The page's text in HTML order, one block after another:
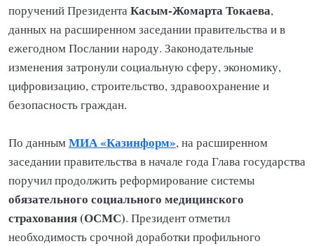
поручений ПрезидентаКасым-Жомарта Токаева,
данных на расширенном заседании правительства и в
ежегодном Послании народу. Законодательные
изменения затронули социальную сферу, экономику,
цифровизацию, строительство, здравоохранение и
безопасность граждан.
По даннымМИА «Казинформ», на расширенном
заседании правительства в начале года Глава государства
поручил продолжить реформирование системы
обязательного социального медицинского
страхования (ОСМС). Президент отметил
необходимость срочной доработки профильного